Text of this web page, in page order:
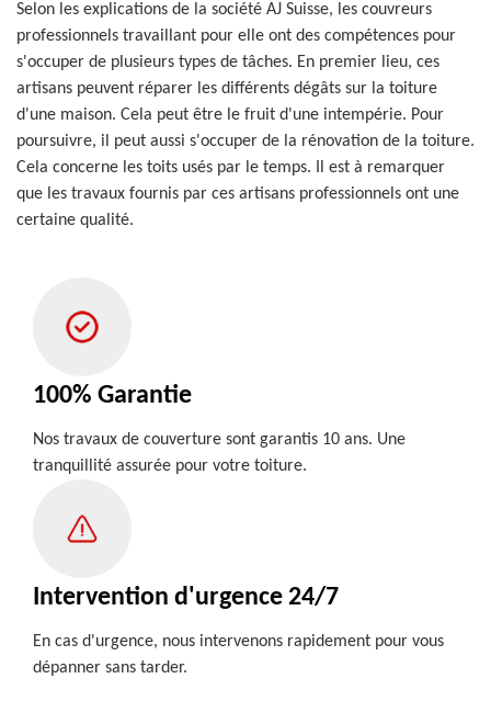
Selon les explications de la société AJ Suisse, les couvreurs
professionnels travaillant pour elle ont des compétences pour
s'occuper de plusieurs types de tâches. En premier lieu, ces
artisans peuvent réparer les différents dégâts sur la toiture
d'une maison. Cela peut être le fruit d'une intempérie. Pour
poursuivre, il peut aussi s'occuper de la rénovation de la toiture.
Cela concerne les toits usés par le temps. Il est à remarquer
que les travaux fournis par ces artisans professionnels ont une
certaine qualité.
100% Garantie
Nos travaux de couverture sont garantis 10 ans. Une
tranquillité assurée pour votre toiture.
Intervention d'urgence 24/7
En cas d'urgence, nous intervenons rapidement pour vous
dépanner sans tarder.